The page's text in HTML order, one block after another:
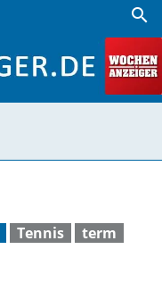
search
Tennis term